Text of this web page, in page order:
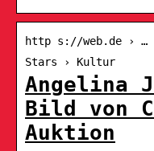
http s://web.de › …
Stars › Kultur
Angelina
Bild von
Auktion